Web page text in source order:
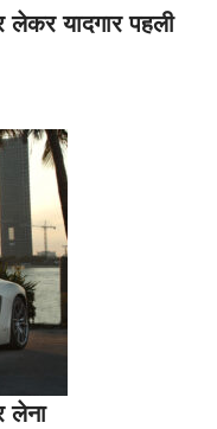
लेकर यादगार पहली
लेना